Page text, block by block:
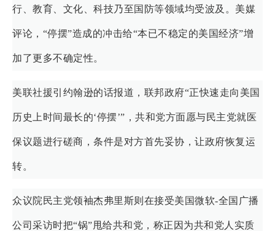
行、教育、文化、科技乃至国防等领域均受波及。美媒
评论，“停摆”造成的冲击给“本已不稳定的美国经济”增
加了更多不确定性。
美联社援引约翰逊的话报道，联邦政府“正快速走向美国
历史上时间最长的‘停摆’”，共和党方面愿与民主党就医
保议题进行磋商，条件是对方首先妥协，让政府恢复运
转。
众议院民主党领袖杰弗里斯则在接受美国微软-全国广播
公司采访时把“锅”甩给共和党，称正因为共和党人实质